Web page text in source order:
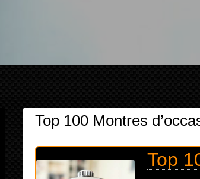
Top 100 Montres
Top